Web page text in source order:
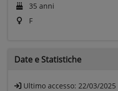
35 anni
F
Date e Statistiche
Ultimo accesso: 22/03/2025